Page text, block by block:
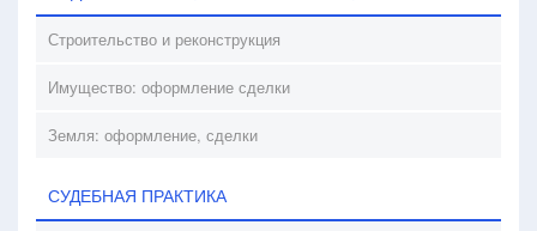
Строительство и реконструкция
Имущество: оформление сделки
Земля: оформление, сделки
СУДЕБНАЯ ПРАКТИКА